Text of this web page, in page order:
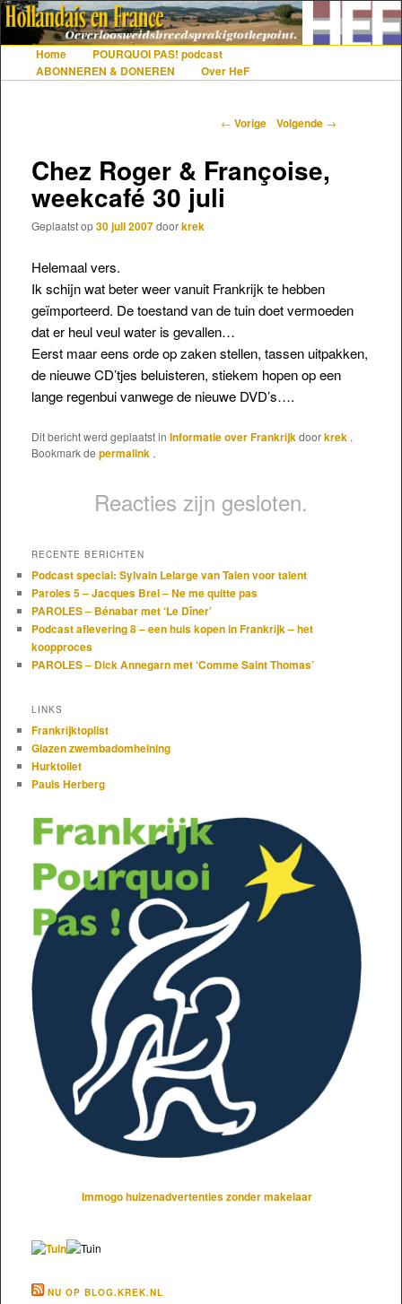
De gezelligste website voor Nederlanders die iets met Frankrijk hebben
HoofdmenuSpring naar de primaire inhoud
Spring naar de secundaire inhoud
Home
POURQUOI PAS! podcast
ABONNEREN & DONEREN
Over HeF
Berichtnavigatie
← Vorige Volgende →
Chez Roger & Françoise,
weekcafé 30 juli
Geplaatst op30 juli 2007doorkrek
Helemaal vers.
Ik schijn wat beter weer vanuit Frankrijk te hebben
geïmporteerd. De toestand van de tuin doet vermoeden
dat er heul veul water is gevallen…
Eerst maar eens orde op zaken stellen, tassen uitpakken,
de nieuwe CD’tjes beluisteren, stiekem hopen op een
lange regenbui vanwege de nieuwe DVD’s….
Dit bericht werd geplaatst in Informatie over Frankrijkdoorkrek .
Bookmark de permalink .
Reacties zijn gesloten.
RECENTE BERICHTEN
Podcast special: Sylvain Lelarge van Talen voor talent
Paroles 5 – Jacques Brel – Ne me quitte pas
PAROLES – Bénabar met ‘Le Dîner’
Podcast aflevering 8 – een huis kopen in Frankrijk – het
koopproces
PAROLES – Dick Annegarn met ‘Comme Saint Thomas’
LINKS
Frankrijktoplist
Glazen zwembadomheining
Hurktoilet
Pauls Herberg
Immogo huizenadvertenties zonder makelaar
NU OP BLOG.KREK.NL